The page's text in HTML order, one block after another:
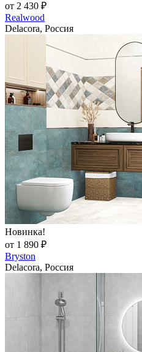
от 2 430 ₽
Realwood
Delacora, Россия
Новинка!
от 1 890 ₽
Bryston
Delacora, Россия